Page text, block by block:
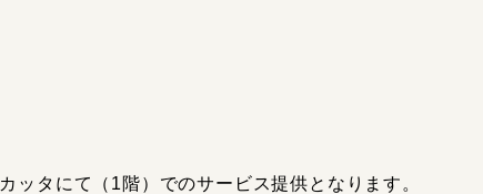
ッタにて（1階）でのサービス提供となります。